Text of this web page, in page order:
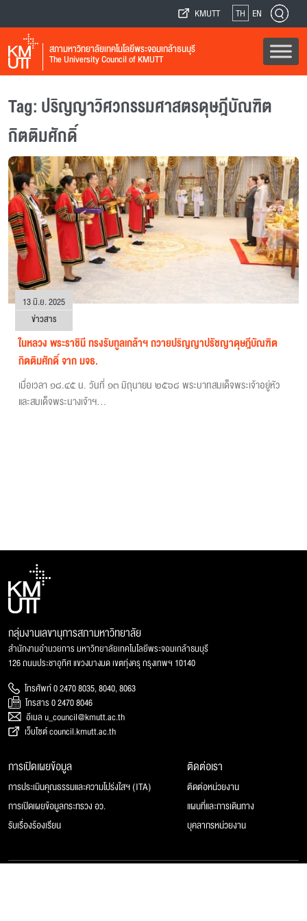
KMUTT TH EN
สภามหาวิทยาลัยเทคโนโลยีพระจอมเกล้าธนบุรี
The University Council of KMUTT
Tag: ปริญญาวิศวกรรมศาสตรดุษฎีบัณฑิต
กิตติมศักดิ์
13 มิ.ย. 2025
ข่าวสาร
ในหลวง พระราชินี ทรงรับทูลเกล้าฯ ถวายปริญญาปรัชญาดุษฎีบัณฑิต
กิตติมศักดิ์ จาก มจธ.
เมื่อเวลา ๑๘.๔๕ น. วันที่ ๑๓ มิถุนายน ๒๕๖๘ พระบาทสมเด็จพระเจ้าอยู่หัว
และสมเด็จพระนางเจ้าฯ...
กลุ่มงานเลขานุการสภามหาวิทยาลัย
สำนักงานอำนวยการ มหาวิทยาลัยเทคโนโลยีพระจอมเกล้าธนบุรี
126 ถนนประชาอุทิศ แขวงบางมด เขตทุ่งครุ กรุงเทพฯ 10140
โทรศัพท์ 0 2470 8035, 8040, 8063
โทรสาร 0 2470 8046
อีเมล u_council@kmutt.ac.th
เว็บไซต์ council.kmutt.ac.th
การเปิดเผยข้อมูล
การประเมินคุณธรรมและความโปร่งใสฯ (ITA)
การเปิดเผยข้อมูลกระทรวง อว.
รับเรื่องร้องเรียน
ติดต่อเรา
ติดต่อหน่วยงาน
แผนที่และการเดินทาง
บุคลากรหน่วยงาน